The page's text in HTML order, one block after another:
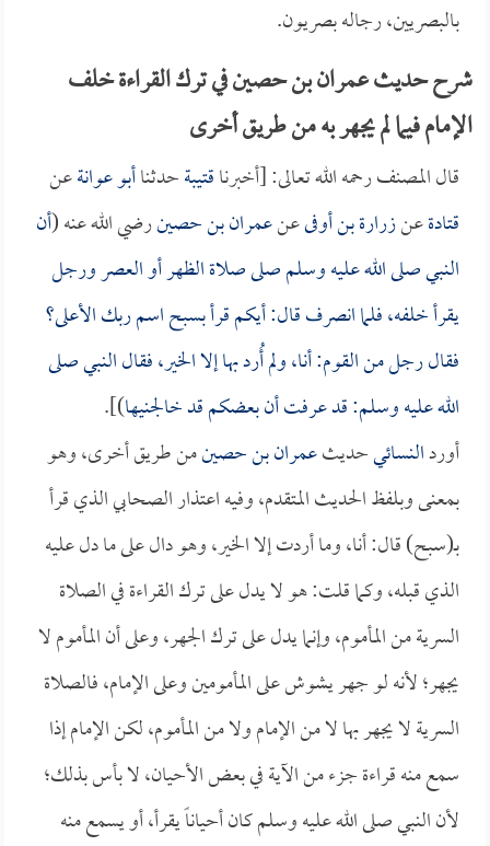
بالبصريين، رجاله بصريون.
شرح حديث عمران بن حصين في ترك القراءة خلف
الإمام فيما لم يجهر به من طريق أخرى
قال المصنف رحمه الله تعالى: [أخبرناقتيبةحدثناأبو عوانةعن
قتادةعنزرارة بن أوفىعنعمران بن حصينرضي الله عنه (أن
النبي صلى الله عليه وسلم صلى صلاة الظهر أو العصر ورجل
يقرأ خلفه، فلما انصرف قال: أيكم قرأ بسبح اسم ربك الأعلى؟
فقال رجل من القوم: أنا، ولم أُرد بها إلا الخير، فقال النبي صلى
الله عليه وسلم: قد عرفت أن بعضكم قد خالجنيها)].
أوردالنسائيحديثعمران بن حصينمن طريق أخرى، وهو
بمعنى وبلفظ الحديث المتقدم، وفيه اعتذار الصحابي الذي قرأ
بـ(سبح) قال: أنا، وما أردت إلا الخير، وهو دال على ما دل عليه
الذي قبله، وكما قلت: هو لا يدل على ترك القراءة في الصلاة
السرية من المأموم، وإنما يدل على ترك الجهر، وعلى أن المأموم لا
يجهر؛ لأنه لو جهر يشوش على المأمومين وعلى الإمام، فالصلاة
السرية لا يجهر بها لا من الإمام ولا من المأموم، لكن الإمام إذا
سمع منه قراءة جزء من الآية في بعض الأحيان، لا بأس بذلك؛
لأن النبي صلى الله عليه وسلم كان أحياناً يقرأ، أو يسمع منه